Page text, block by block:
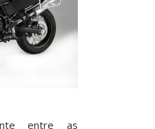
entre as